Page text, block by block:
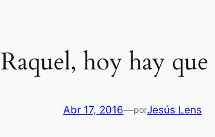
Raquel, hoy hay
Abr 17, 2016—porJesús Lens